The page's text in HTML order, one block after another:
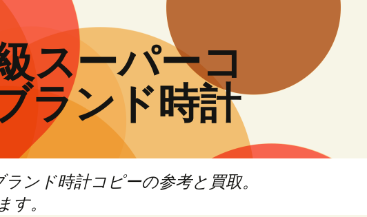
スーパーコ
ランド時計
ンド時計コピーの参考と買取。
す。